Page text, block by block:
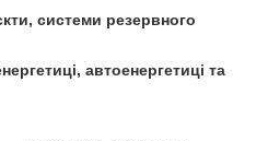
системи резервного
автоенергетиці та